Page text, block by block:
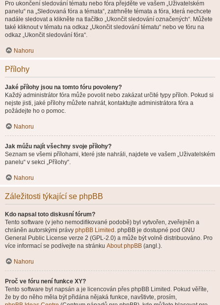
Pro ukončení sledování tématu nebo fóra přejděte ve vašem „Uživatelském
panelu“ na „Sledovaná fóra a témata“, zatrhněte témata a fóra, která nechcete
nadále sledovat a klikněte na tlačítko „Ukončit sledování označených“. Můžete
také kliknout v tématu na odkaz „Ukončit sledování tématu“ nebo ve fóru na
odkaz „Ukončit sledování fóra“.
Nahoru
Přílohy
Jaké přílohy jsou na tomto fóru povoleny?
Každý administrátor fóra může povolit nebo zakázat určité typy příloh. Pokud si
nejste jisti, jaké přílohy můžete nahrát, kontaktujte administrátora fóra a
požádejte ho o pomoc.
Nahoru
Jak můžu najít všechny svoje přílohy?
Seznam se všemi přílohami, které jste nahráli, najdete ve vašem „Uživatelském
panelu“ v sekci „Přílohy“.
Nahoru
Záležitosti týkající se phpBB
Kdo napsal toto diskusní fórum?
Tento software (v jeho nemodifikované podobě) byl vytvořen, zveřejněn a
chráněn autorskými právy phpBB Limited . phpBB je dostupné pod GNU
General Public License verze 2 (GPL-2.0) a může být volně distribuováno. Pro
více informací se podívejte na stránku About phpBB (angl.).
Nahoru
Proč ve fóru není funkce XY?
Tento software byl napsán a je licencován přes phpBB Limited. Pokud věříte,
že by do něho měla být přidána nějaká funkce, navštivte, prosím,